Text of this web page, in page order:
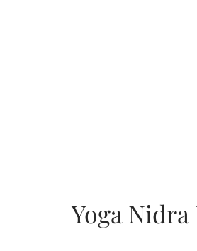
Yoga